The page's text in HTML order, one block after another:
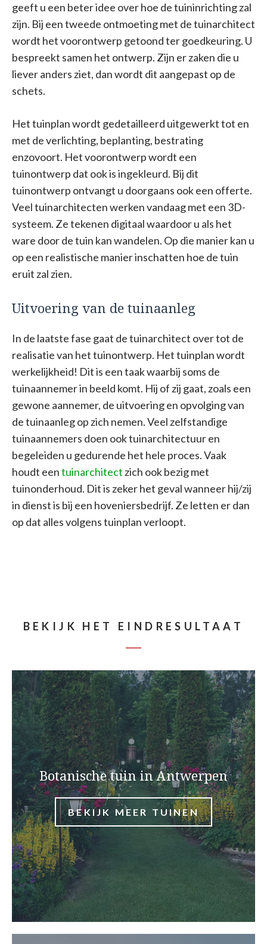
geeft u een beter idee over hoe de tuininrichting zal
zijn. Bij een tweede ontmoeting met de tuinarchitect
wordt het voorontwerp getoond ter goedkeuring. U
bespreekt samen het ontwerp. Zijn er zaken die u
liever anders ziet, dan wordt dit aangepast op de
schets.
Het tuinplan wordt gedetailleerd uitgewerkt tot en
met de verlichting, beplanting, bestrating
enzovoort. Het voorontwerp wordt een
tuinontwerp dat ook is ingekleurd. Bij dit
tuinontwerp ontvangt u doorgaans ook een offerte.
Veel tuinarchitecten werken vandaag met een 3D-
systeem. Ze tekenen digitaal waardoor u als het
ware door de tuin kan wandelen. Op die manier kan u
op een realistische manier inschatten hoe de tuin
eruit zal zien.
Uitvoering van de tuinaanleg
In de laatste fase gaat de tuinarchitect over tot de
realisatie van het tuinontwerp. Het tuinplan wordt
werkelijkheid! Dit is een taak waarbij soms de
tuinaannemer in beeld komt. Hij of zij gaat, zoals een
gewone aannemer, de uitvoering en opvolging van
de tuinaanleg op zich nemen. Veel zelfstandige
tuinaannemers doen ook tuinarchitectuur en
begeleiden u gedurende het hele proces. Vaak
houdt eentuinarchitect zich ook bezig met
tuinonderhoud. Dit is zeker het geval wanneer hij/zij
in dienst is bij een hoveniersbedrijf. Ze letten er dan
op dat alles volgens tuinplan verloopt.
BEKIJK HET EINDRESULTAAT
Botanische tuin in Antwerpen
BEKIJK MEER TUINEN